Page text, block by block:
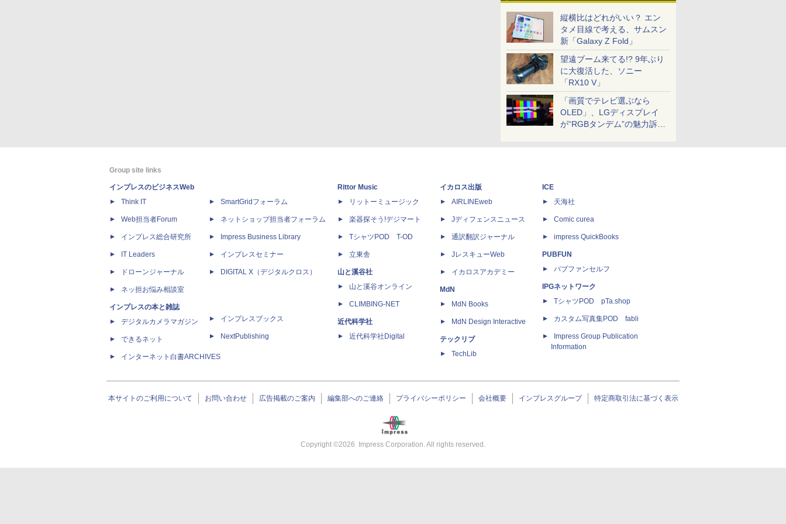
縦横比はどれがいい？ エン
タメ目線で考える、サムスン
新「Galaxy Z Fold」
望遠ブーム来てる!? 9年ぶり
に大復活した、ソニー
「RX10 V」
「画質でテレビ選ぶなら
OLED」、LGディスプレイ
が“RGBタンデム”の魅力訴
Group site links
インプレスのビジネスWeb
Think IT
Web担当者Forum
インプレス総合研究所
IT Leaders
ドローンジャーナル
ネッ担お悩み相談室
インプレスの本と雑誌
デジタルカメラマガジン
できるネット
インターネット白書ARCHIVES
SmartGridフォーラム
ネットショップ担当者フォーラム
Impress Business Library
インプレスセミナー
DIGITAL X（デジタルクロス）
インプレスブックス
NextPublishing
Rittor Music
リットーミュージック
楽器探そう!デジマート
TシャツPOD T-OD
立東舎
山と溪谷社
山と溪谷オンライン
CLIMBING-NET
近代科学社
近代科学社Digital
イカロス出版
AIRLINEweb
Jディフェンスニュース
通訳翻訳ジャーナル
JレスキューWeb
イカロスアカデミー
MdN
MdN Books
MdN Design Interactive
テックリブ
TechLib
ICE
天海社
Comic curea
impress QuickBooks
PUBFUN
パブファンセルフ
IPGネットワーク
TシャツPOD pTa.shop
カスタム写真集POD fabli
Impress Group Publication
Information
本サイトのご利用について お問い合わせ 広告掲載のご案内 編集部へのご連絡 プライバシーポリシー 会社概要 インプレスグループ 特定商取引法に基づく表示
Copyright ©2026 Impress Corporation. All rights reserved.